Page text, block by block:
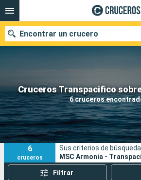
Cruceros Transpacifico
6 cruceros
Encontrar un crucero
Nuestros destinos
Fecha de salida
Puertos
6
cruceros
Sus criterios de
MSC Armonia -
Filtrar